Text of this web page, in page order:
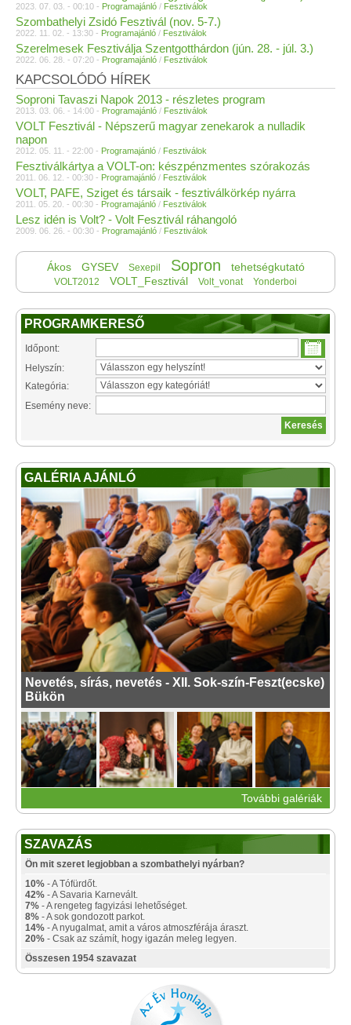
2023. 07. 03. - 00:10 - Programajánló / Fesztiválok
Szombathelyi Zsidó Fesztivál (nov. 5-7.)
2022. 11. 02. - 13:30 - Programajánló / Fesztiválok
Szerelmesek Fesztiválja Szentgotthárdon (jún. 28. - júl. 3.)
2022. 06. 28. - 07:20 - Programajánló / Fesztiválok
KAPCSOLÓDÓ HÍREK
Soproni Tavaszi Napok 2013 - részletes program
2013. 03. 06. - 14:00 - Programajánló / Fesztiválok
VOLT Fesztivál - Népszerű magyar zenekarok a nulladik
napon
2012. 05. 11. - 22:00 - Programajánló / Fesztiválok
Fesztiválkártya a VOLT-on: készpénzmentes szórakozás
2011. 06. 12. - 00:30 - Programajánló / Fesztiválok
VOLT, PAFE, Sziget és társaik - fesztiválkörkép nyárra
2011. 05. 20. - 00:30 - Programajánló / Fesztiválok
Lesz idén is Volt? - Volt Fesztivál ráhangoló
2009. 06. 26. - 00:30 - Programajánló / Fesztiválok
Ákos GYSEV Sexepil Sopron tehetségkutató
VOLT2012 VOLT_Fesztivál Volt_vonat Yonderboi
PROGRAMKERESŐ
Időpont:
Helyszín:
Kategória:
Esemény neve:
GALÉRIA AJÁNLÓ
Nevetés, sírás, nevetés - XII. Sok-szín-Feszt(ecske)
Bükön
További galériák
SZAVAZÁS
Ön mit szeret legjobban a szombathelyi nyárban?
10% - A Tófürdőt.
42% - A Savaria Karnevált.
7% - A rengeteg fagyizási lehetőséget.
8% - A sok gondozott parkot.
14% - A nyugalmat, amit a város atmoszférája áraszt.
20% - Csak az számít, hogy igazán meleg legyen.
Összesen 1954 szavazat